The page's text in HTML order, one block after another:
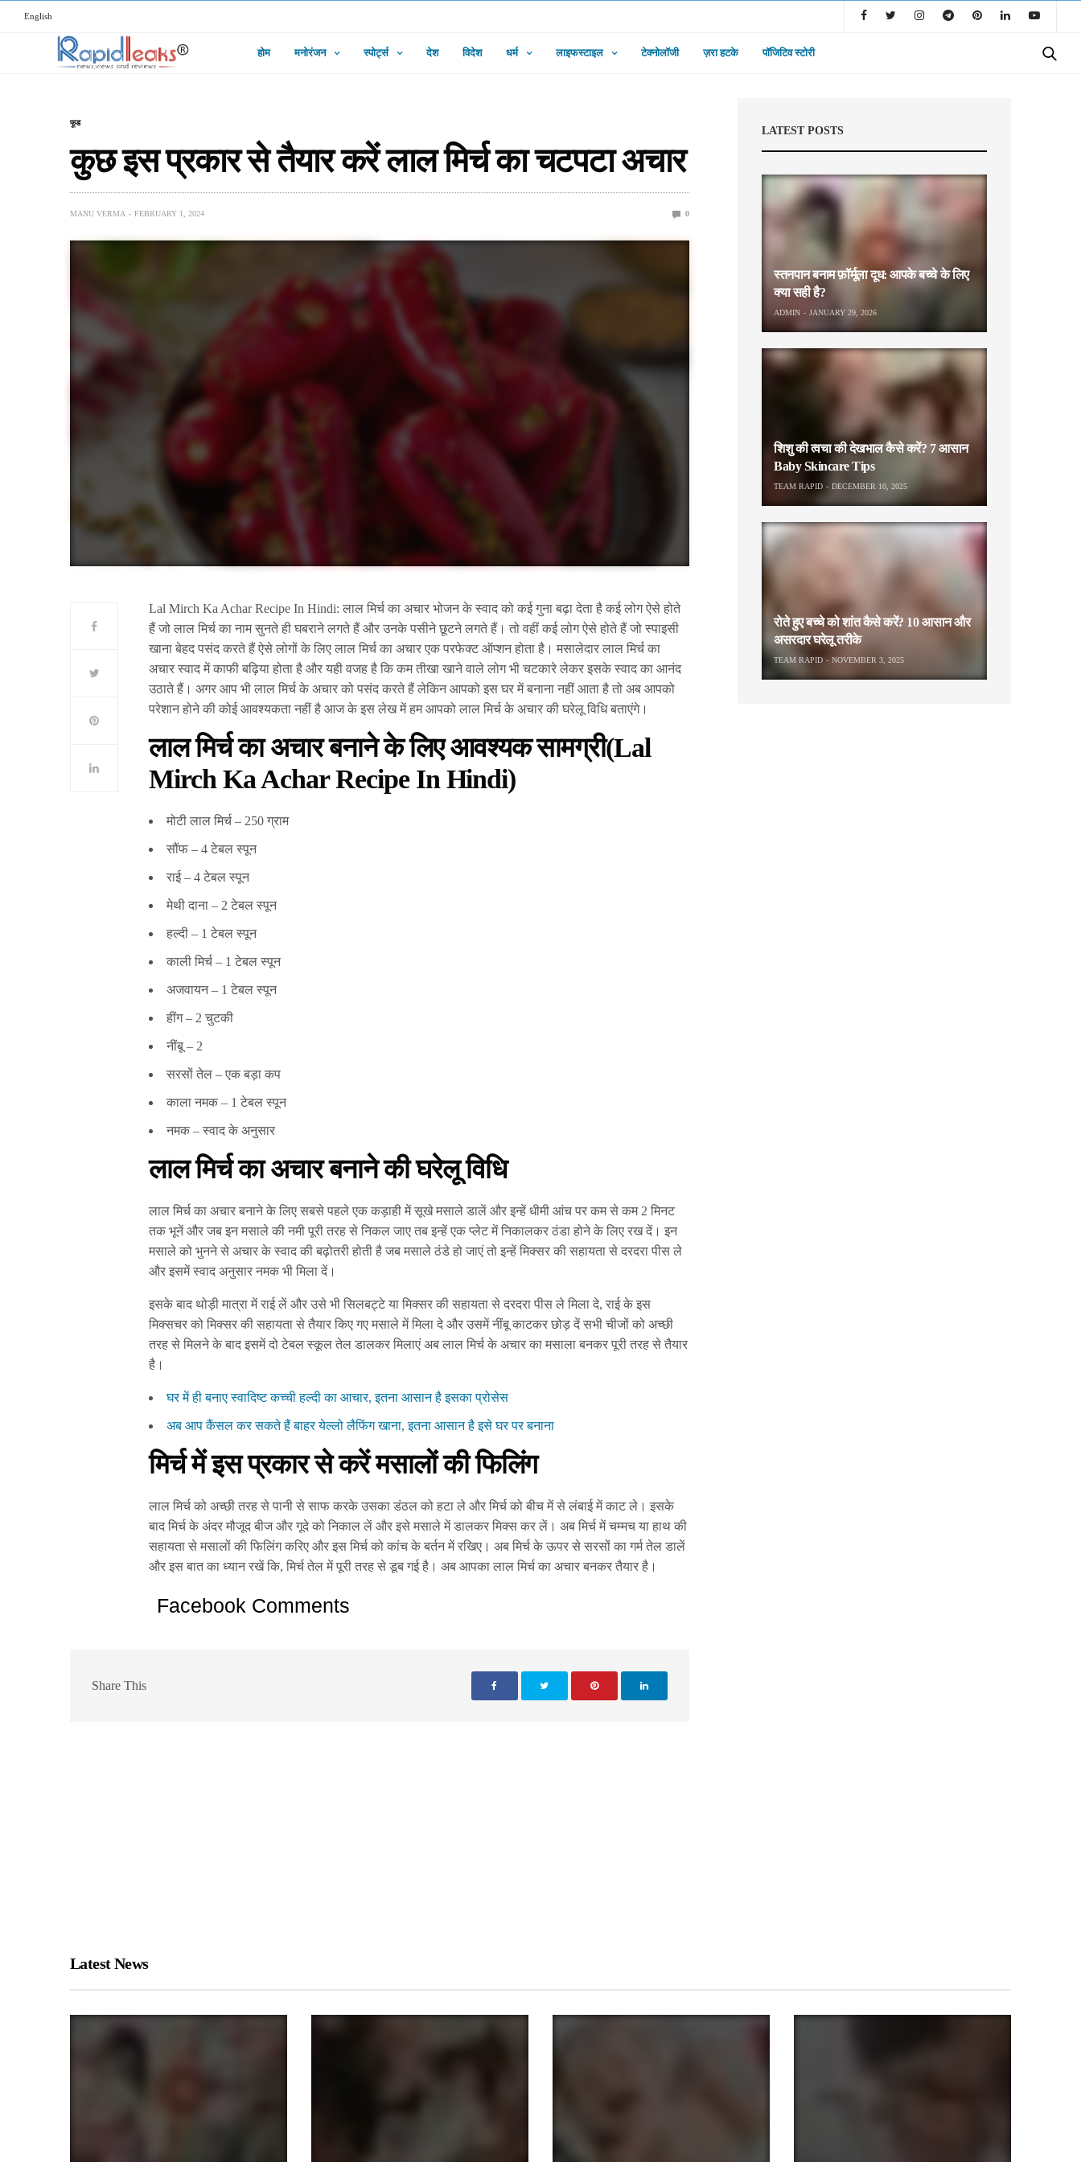
English
होम मनोरंजन स्पोर्ट्स देश विदेश धर्म लाइफस्टाइल टेक्नोलॉजी ज़रा हटके पॉजिटिव स्टोरी
फूड
कुछ इस प्रकार से तैयार करें लाल मिर्च का चटपटा अचार
MANU VERMA FEBRUARY 1, 2024 0
Lal Mirch Ka Achar Recipe In Hindi: लाल मिर्च का अचार भोजन के स्वाद को कई गुना बढ़ा देता है कई लोग ऐसे होते
हैं जो लाल मिर्च का नाम सुनते ही घबराने लगते हैं और उनके पसीने छूटने लगते हैं। तो वहीं कई लोग ऐसे होते हैं जो स्पाइसी
खाना बेहद पसंद करते हैं ऐसे लोगों के लिए लाल मिर्च का अचार एक परफेक्ट ऑप्शन होता है। मसालेदार लाल मिर्च का
अचार स्वाद में काफी बढ़िया होता है और यही वजह है कि कम तीखा खाने वाले लोग भी चटकारे लेकर इसके स्वाद का आनंद
उठाते हैं। अगर आप भी लाल मिर्च के अचार को पसंद करते हैं लेकिन आपको इस घर में बनाना नहीं आता है तो अब आपको
परेशान होने की कोई आवश्यकता नहीं है आज के इस लेख में हम आपको लाल मिर्च के अचार की घरेलू विधि बताएंगे।
लाल मिर्च का अचार बनाने के लिए आवश्यक सामग्री(Lal
Mirch Ka Achar Recipe In Hindi)
मोटी लाल मिर्च – 250 ग्राम
सौंफ – 4 टेबल स्पून
राई – 4 टेबल स्पून
मेथी दाना – 2 टेबल स्पून
हल्दी – 1 टेबल स्पून
काली मिर्च – 1 टेबल स्पून
अजवायन – 1 टेबल स्पून
हींग – 2 चुटकी
नींबू – 2
सरसों तेल – एक बड़ा कप
काला नमक – 1 टेबल स्पून
नमक – स्वाद के अनुसार
लाल मिर्च का अचार बनाने की घरेलू विधि
लाल मिर्च का अचार बनाने के लिए सबसे पहले एक कड़ाही में सूखे मसाले डालें और इन्हें धीमी आंच पर कम से कम 2 मिनट
तक भूनें और जब इन मसाले की नमी पूरी तरह से निकल जाए तब इन्हें एक प्लेट में निकालकर ठंडा होने के लिए रख दें। इन
मसाले को भुनने से अचार के स्वाद की बढ़ोतरी होती है जब मसाले ठंडे हो जाएं तो इन्हें मिक्सर की सहायता से दरदरा पीस ले
और इसमें स्वाद अनुसार नमक भी मिला दें।
इसके बाद थोड़ी मात्रा में राई लें और उसे भी सिलबट्टे या मिक्सर की सहायता से दरदरा पीस ले मिला दे, राई के इस
मिक्सचर को मिक्सर की सहायता से तैयार किए गए मसाले में मिला दे और उसमें नींबू काटकर छोड़ दें सभी चीजों को अच्छी
तरह से मिलने के बाद इसमें दो टेबल स्कूल तेल डालकर मिलाएं अब लाल मिर्च के अचार का मसाला बनकर पूरी तरह से तैयार
है।
घर में ही बनाए स्वादिष्ट कच्ची हल्दी का आचार, इतना आसान है इसका प्रोसेस
अब आप कैंसल कर सकते हैं बाहर येल्लो लैफिंग खाना, इतना आसान है इसे घर पर बनाना
मिर्च में इस प्रकार से करें मसालों की फिलिंग
लाल मिर्च को अच्छी तरह से पानी से साफ करके उसका डंठल को हटा ले और मिर्च को बीच में से लंबाई में काट ले। इसके
बाद मिर्च के अंदर मौजूद बीज और गूदे को निकाल लें और इसे मसाले में डालकर मिक्स कर लें। अब मिर्च में चम्मच या हाथ की
सहायता से मसालों की फिलिंग करिए और इस मिर्च को कांच के बर्तन में रखिए। अब मिर्च के ऊपर से सरसों का गर्म तेल डालें
और इस बात का ध्यान रखें कि, मिर्च तेल में पूरी तरह से डूब गई है। अब आपका लाल मिर्च का अचार बनकर तैयार है।
Facebook Comments
Share This
LATEST POSTS
स्तनपान बनाम फ़ॉर्मूला दूध: आपके बच्चे के लिए
क्या सही है?
ADMIN JANUARY 29, 2026
शिशु की त्वचा की देखभाल कैसे करें? 7 आसान
Baby Skincare Tips
TEAM RAPID DECEMBER 10, 2025
रोते हुए बच्चे को शांत कैसे करें? 10 आसान और
असरदार घरेलू तरीके
TEAM RAPID NOVEMBER 3, 2025
Latest News